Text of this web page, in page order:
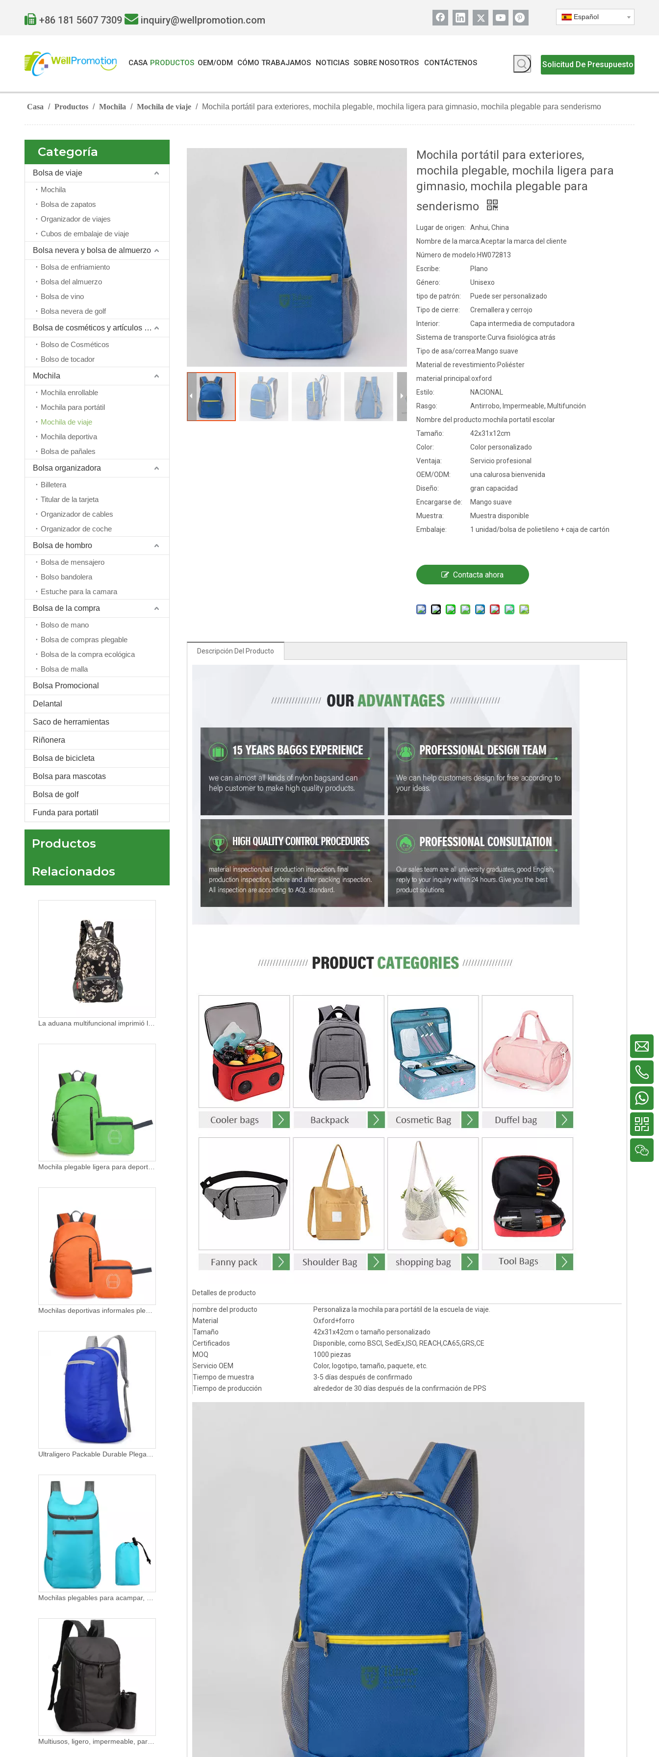
 +86 181 5607 7309  inquiry@wellpromotion.com Español
CASA PRODUCTOS OEM/ODM CÓMO TRABAJAMOS NOTICIAS SOBRE NOSOTROS CONTÁCTENOS Solicitud De Presupuesto
Casa / Productos / Mochila / Mochila de viaje / Mochila portátil para exteriores, mochila plegable, mochila ligera para gimnasio, mochila plegable para senderismo
Categoría
Bolsa de viaje
Mochila
Bolsa de zapatos
Organizador de viajes
Cubos de embalaje de viaje
Bolsa nevera y bolsa de almuerzo
Bolsa de enfriamiento
Bolsa del almuerzo
Bolsa de vino
Bolsa nevera de golf
Bolsa de cosméticos y artículos de tocador
Bolso de Cosméticos
Bolso de tocador
Mochila
Mochila enrollable
Mochila para portátil
Mochila de viaje
Mochila deportiva
Bolsa de pañales
Bolsa organizadora
Billetera
Titular de la tarjeta
Organizador de cables
Organizador de coche
Bolsa de hombro
Bolsa de mensajero
Bolso bandolera
Estuche para la camara
Bolsa de la compra
Bolso de mano
Bolsa de compras plegable
Bolsa de la compra ecológica
Bolsa de malla
Bolsa Promocional
Delantal
Saco de herramientas
Riñonera
Bolsa de bicicleta
Bolsa para mascotas
Bolsa de golf
Funda para portatil
Productos
Relacionados
Mochila plegable ligera para deportes informales, mochila para senderismo al aire libre, mochila plegable para exteriores, bolsa de viaje para senderismo
Mochilas deportivas informales plegables para viajes al aire libre para acampar al aire libre para mujer, mochila Liegestuhl, mochilas de senderismo grandes y baratas
Ultraligero Packable Durable Plegable Impermeable Viaje Senderismo Mochila Mochila Wasserdicht para Hombres Mujeres Niños
Mochilas plegables para acampar, senderismo, impermeables, ligeras, empacables, para hombro, para senderismo, informales, plegables, para exteriores
Multiusos, ligero, impermeable, para hombre, personalizado, precio de fábrica, viaje, senderismo, montañismo, mochila plegable, bolsa de camping
Mochilas de senderismo impermeables a precio de fábrica personalizadas mochila de viaje 35l ligera plegable oxford mochila deportiva para acampar
Mochila portátil para exteriores,
mochila plegable, mochila ligera para
gimnasio, mochila plegable para
senderismo
Lugar de origen:
Anhui, China
Nombre de la marca:Aceptar la marca del cliente
Número de modelo:HW072813
Escribe:
Plano
Género:
Unisexo
tipo de patrón:
Puede ser personalizado
Tipo de cierre:
Cremallera y cerrojo
Interior:
Capa intermedia de computadora
Sistema de transporte:Curva fisiológica atrás
Tipo de asa/correa:Mango suave
Material de revestimiento:Poliéster
material principal:oxford
Estilo:
NACIONAL
Rasgo:
Antirrobo, Impermeable, Multifunción
Nombre del producto:mochila portatil escolar
Tamaño:
42x31x12cm
Color:
Color personalizado
Ventaja:
Servicio profesional
OEM/ODM:
una calurosa bienvenida
Diseño:
gran capacidad
Encargarse de:
Mango suave
Muestra:
Muestra disponible
Embalaje:
1 unidad/bolsa de polietileno + caja de cartón
Contacta ahora
Descripción Del Producto
Detalles de producto
nombre del producto
Personaliza la mochila para portátil de la escuela de viaje.
Material
Oxford+forro
Tamaño
42x31x42cm o tamaño personalizado
Certificados
Disponible, como BSCI, SedEx,ISO, REACH,CA65,GRS,CE
MOQ
1000 piezas
Servicio OEM
Color, logotipo, tamaño, paquete, etc.
Tiempo de muestra
3-5 días después de confirmado
Tiempo de producción
alrededor de 30 días después de la confirmación de PPS